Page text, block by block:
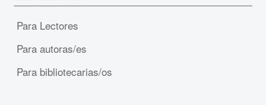
Para Lectores
Para autoras/es
Para bibliotecarias/os